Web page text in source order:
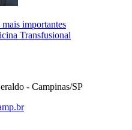
importantes
Transfusional
- Campinas/SP